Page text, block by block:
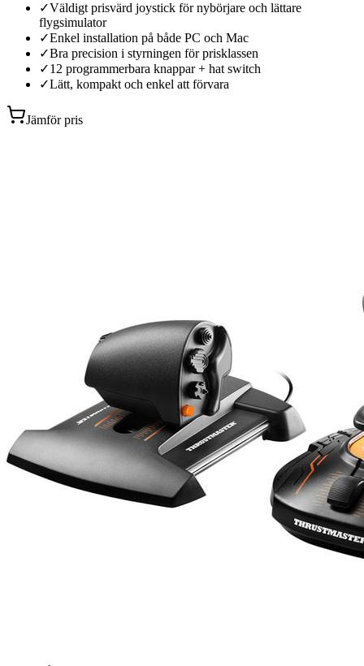
✓Väldigt prisvärd joystick för nybörjare och lättare
flygsimulator
✓Enkel installation på både PC och Mac
✓Bra precision i styrningen för prisklassen
✓12 programmerbara knappar + hat switch
✓Lätt, kompakt och enkel att förvara
Jämför pris